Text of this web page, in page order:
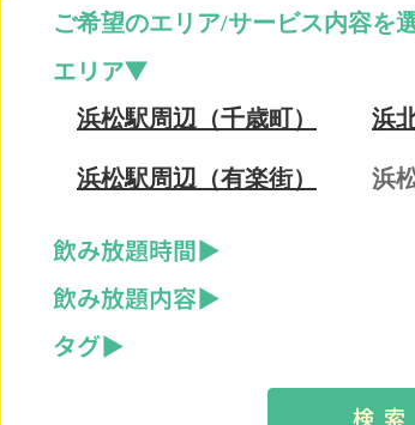
ご希望のエリア/サービス内容を
エリア
浜松駅周辺（千歳町） 浜
浜松駅周辺（有楽街） 浜
飲み放題時間
飲み放題内容
タグ
検 索